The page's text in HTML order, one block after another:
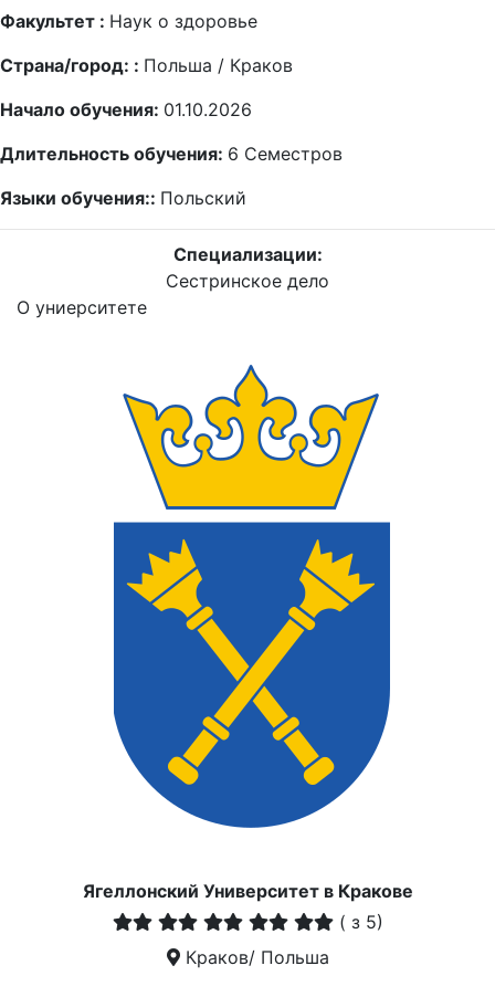
Факультет : Наук о здоровье
Страна/город: : Польша / Краков
Начало обучения: 01.10.2026
Длительность обучения: 6 Семестров
Языки обучения:: Польский
Специализации:
Сестринское дело
О униерситете
Ягеллонский Университет в Кракове
( з 5)
Краков/ Польша